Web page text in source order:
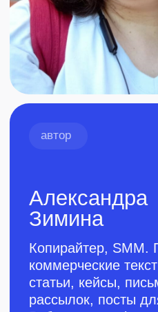
Копирайтер, SMM. Пишу
коммерческие тексты в
статьи, кейсы, письма для
рассылок, посты для
Работаю в графических
Figma и Canva. Подбираю
и оформляю изображения для
Хорошо разбираюсь в темах:
и оффлайн образование,
Прошла курс для
в редакции
Входит
в ТОП-10
авторов потока